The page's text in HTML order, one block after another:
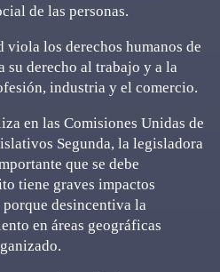
de las personas.
viola los derechos humanos de
su derecho al trabajo y a la
industria y el comercio.
en las Comisiones Unidas de
Segunda, la legisladora
que se debe
tiene graves impactos
desincentiva la
en áreas geográficas